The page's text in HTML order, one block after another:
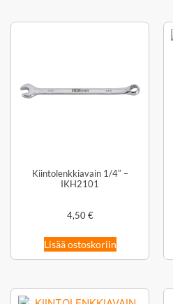
Kiintolenkkiavain 1/4″ –
IKH2101
4,50€
Lisää ostoskoriin